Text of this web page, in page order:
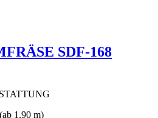
SDF-168
1,90 m)